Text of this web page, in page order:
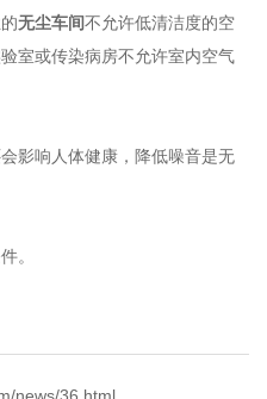
无尘车间不允许低清洁度的空
室或传染病房不允许室内空气
影响人体健康，降低噪音是无
。